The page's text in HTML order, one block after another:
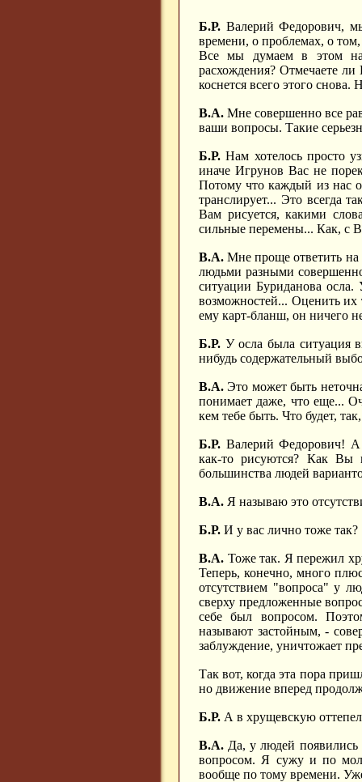
Б.Р. Валерий Федорович,
времени, о проблемах, о
Все мы думаем в этом
расхождения? Отмечаете
коснется всего этого
В.А. Мне совершенно все
ваши вопросы. Такие
Б.Р. Нам хотелось просто
иначе Игрунов Вас не
Потому что каждый из нас
транслирует... Это всегда
Вам рисуется, какими
сильные перемены... Как, с
В.А. Мне проще ответить на
людьми разными
ситуации Буриданова
возможностей... Оценить их
ему карт-бланш, он ничего
Б.Р. У осла была ситуация
нибудь содержательный
В.А. Это может быть
понимает даже, что еще...
кем тебе быть. Что будет,
Б.Р. Валерий Федорович! А
как-то рисуются? Как Вы
большинства людей
В.А. Я называю это
Б.Р. И у вас лично тоже так?
В.А. Тоже так. Я пережил
Теперь, конечно, много
отсутствием "вопроса" у
сверху предложенные
себе был вопросом.
называют застойным, -
заблуждение, уничтожает
Так вот, когда эта пора
но движение вперед
Б.Р. А в хрущевскую
В.А. Да, у людей
вопросом. Я сужу и по
вообще по тому времени. Уже